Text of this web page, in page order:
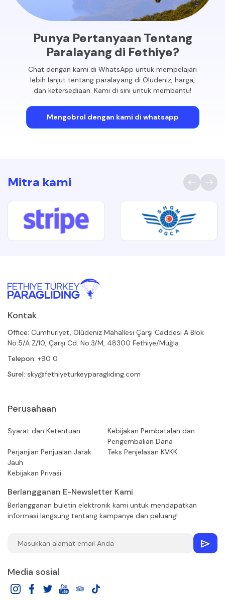
Punya Pertanyaan Tentang
Paralayang di Fethiye?
Chat dengan kami di WhatsApp untuk mempelajari
lebih lanjut tentang paralayang di Oludeniz, harga,
dan ketersediaan. Kami di sini untuk membantu!
Mengobrol dengan kami di whatsapp
Mitra kami
Kontak
Office: Cumhuriyet, Ölüdeniz Mahallesi Çarşı Caddesi A Blok
No:5/A Z/10, Çarşı Cd. No:3/M, 48300 Fethiye/Muğla
Telepon: +90 0
Surel: sky@fethiyeturkeyparagliding.com
Perusahaan
Syarat dan Ketentuan
Kebijakan Pembatalan dan
Pengembalian Dana
Perjanjian Penjualan Jarak
Jauh
Teks Penjelasan KVKK
Kebijakan Privasi
Berlangganan E-Newsletter Kami
Berlangganan buletin elektronik kami untuk mendapatkan
informasi langsung tentang kampanye dan peluang!
Media sosial